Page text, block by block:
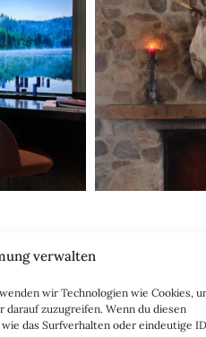
verwalten
wir Technologien wie Cookies,
zuzugreifen. Wenn du diesen
das Surfverhalten oder eindeutige
bei einem Berliner Start-up
und Lifestyle-Blog aus
zeitlose Mode- und